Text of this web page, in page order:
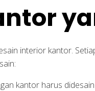
interior kantor.
kantor harus